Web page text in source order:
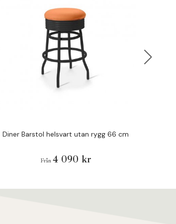
Diner Barstol helsvart utan rygg 66 cm
Från 4 090 kr